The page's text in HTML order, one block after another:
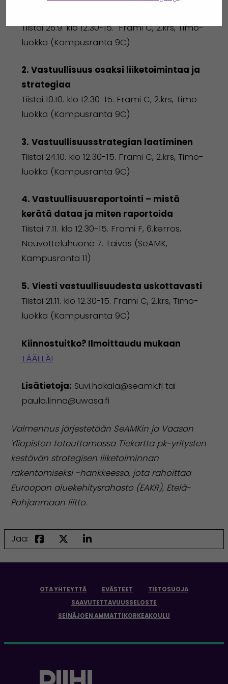
Tiistai 26.9. klo 12.30-15. Frami C, 2.krs, Timo-
luokka (Kampusranta 9C)
2. Vastuullisuus osaksi liiketoimintaa ja
strategiaa
Tiistai 10.10. klo 12.30-15. Frami C, 2.krs, Timo-
luokka (Kampusranta 9C)
3. Vastuullisuusstrategian laatiminen
Tiistai 24.10. klo 12.30-15. Frami C, 2.krs, Timo-
luokka (Kampusranta 9C)
4. Vastuullisuusraportointi – mistä
kerätä dataa ja miten raportoida
Tiistai 7.11. klo 12.30-15. Frami F, 6.kerros,
Neuvotteluhuone 7. Taivas (SeAMK,
Kampusranta 11)
5. Viesti vastuullisuudesta uskottavasti
Tiistai 21.11. klo 12.30-15. Frami C, 2.krs, Timo-
luokka (Kampusranta 9C)
Kiinnostuitko? Ilmoittaudu mukaan
TÄÄLLÄ!
Lisätietoja: Suvi.hakala@seamk.fi tai
paula.linna@uwasa.fi
Valmennus järjestetään SeAMKin ja Vaasan
Yliopiston toteuttamassa Tiekartta pk-yritysten
kestävän strategisen liiketoiminnan
rakentamiseksi -hankkeessa, jota rahoittaa
Euroopan aluekehitysrahasto (EAKR), Etelä-
Pohjanmaan liitto.
Jaa:
OTA YHTEYTTÄ EVÄSTEET
TIETOSUOJA
SAAVUTETTAVUUSSELOSTE
SEINÄJOEN AMMATTIKORKEAKOULU